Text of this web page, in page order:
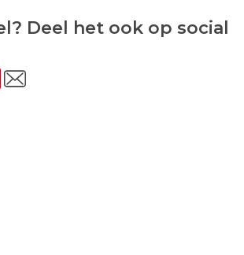
Deel het ook op social